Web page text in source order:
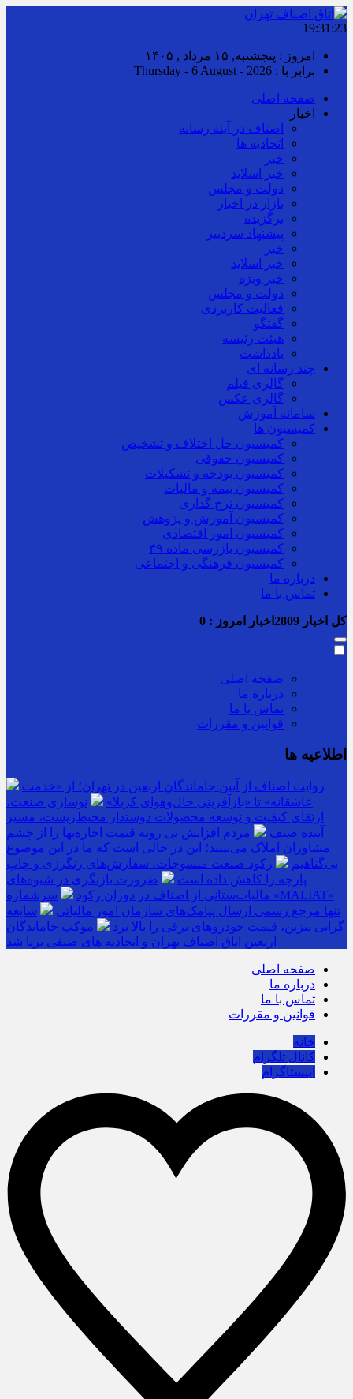
19:31:23
امروز : پنجشنبه, ۱۵ مرداد , ۱۴۰۵
برابر با : Thursday - 6 August - 2026
صفحه اصلی
اخبار
اصناف در آینه رسانه
اتحادیه ها
خبر
خبر اسلايد
دولت و مجلس
بازار در اخبار
برگزیده
پیشنهاد سردبیر
خبر
خبر اسلايد
خبر ویژه
دولت و مجلس
فعالیت کاربردی
گفتگو
هیئت رئیسه
یادداشت
چند رسانه ای
گالری فیلم
گالری عکس
سامانه آموزش
کمیسیون ها
کمیسیون حل اختلاف و تشخیص
کمیسیون حقوقی
کمیسیون بودجه و تشکیلات
کمیسیون بیمه و مالیات
کمیسیون نرخ گذاری
کمیسیون آموزش و پژوهش
کمیسیون امور اقتصادی
کمیسیون بازرسی ماده ۳۹
کمیسیون فرهنگی و اجتماعی
درباره ما
تماس با ما
کل اخبار اخبار امروز : 0
صفحه اصلی
درباره ما
تماس با ما
قوانین و مقررات
اطلاعیه ها
روایت اصناف از آیین جاماندگان اربعین در تهران؛ از «خدمت
عاشقانه» تا «بازآفرینی حال‌وهوای کربلا»
نوسازی صنعت،
ارتقای کیفیت و توسعه محصولات دوستدار محیط‌زیست، مسیر
آینده صنف
مردم افزایش بی رویه قیمت اجاره‌بها را از چشم
مشاوران املاک می‌بینند؛ این در حالی است که ما در این موضوع
بی‌گناهیم
رکود صنعت منسوجات، سفارش‌های رنگرزی و چاپ
پارچه را کاهش داده است
ضرورت بازنگری در شیوه‌های
مالیات‌ستانی از اصناف در دوران رکود
سرشماره «MALIAT»
تنها مرجع رسمی ارسال پیامک‌های سازمان امور مالیاتی
شایعه
گرانی بنزین، قیمت خودروهای برقی را بالا برد
موکب جاماندگان
اربعین اتاق اصناف تهران و اتحادیه های صنفی برپا شد
صفحه اصلی
درباره ما
تماس با ما
قوانین و مقررات
خانه
کانال تلگرام
اینستاگرام